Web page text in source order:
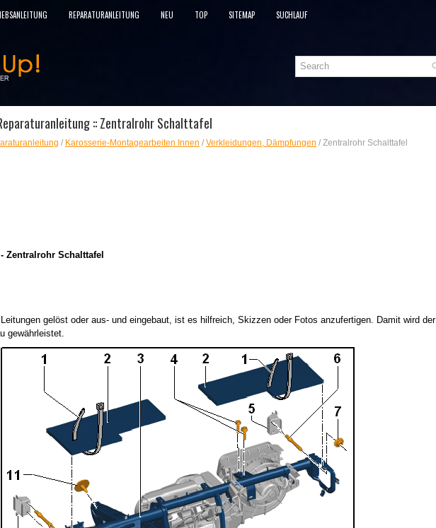
REPARATURANLEITUNG NEU TOP SITEMAP SUCHLAUF
:: Zentralrohr Schalttafel
/ Karosserie-Montagearbeiten Innen / Verkleidungen, Dämpfungen / Zentralrohr Schalttafel
Zentralrohr Schalttafel
gelöst oder aus- und eingebaut, ist es hilfreich, Skizzen oder Fotos anzufertigen. Damit wird der
gewährleistet.